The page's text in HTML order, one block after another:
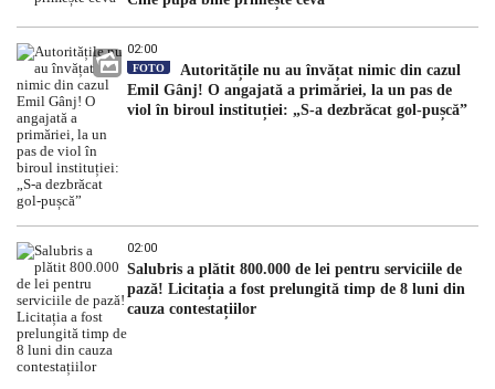
02:00
FOTO
Autoritățile nu au învățat nimic din cazul
Emil Gânj! O angajată a primăriei, la un pas de
viol în biroul instituției: „S-a dezbrăcat gol-pușcă”
02:00
Salubris a plătit 800.000 de lei pentru serviciile de
pază! Licitația a fost prelungită timp de 8 luni din
cauza contestațiilor